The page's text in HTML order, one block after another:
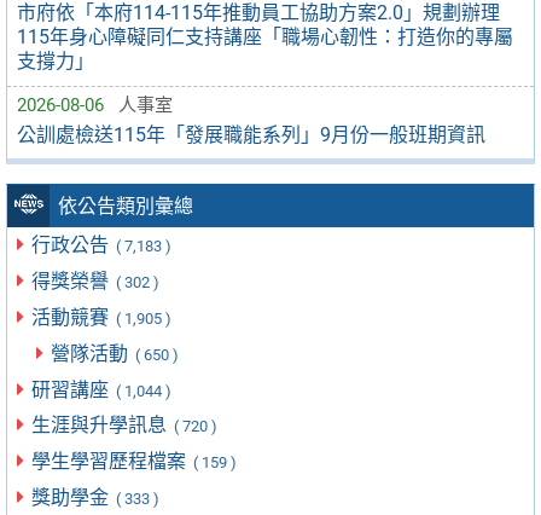
市府依「本府114-115年推動員工協助方案2.0」規劃辦理
115年身心障礙同仁支持講座「職場心韌性：打造你的專屬
支撐力」
2026-08-06 人事室
公訓處檢送115年「發展職能系列」9月份一般班期資訊
依公告類別彙總
行政公告 ( 7,183 )
得獎榮譽 ( 302 )
活動競賽 ( 1,905 )
營隊活動 ( 650 )
研習講座 ( 1,044 )
生涯與升學訊息 ( 720 )
學生學習歷程檔案 ( 159 )
獎助學金 ( 333 )